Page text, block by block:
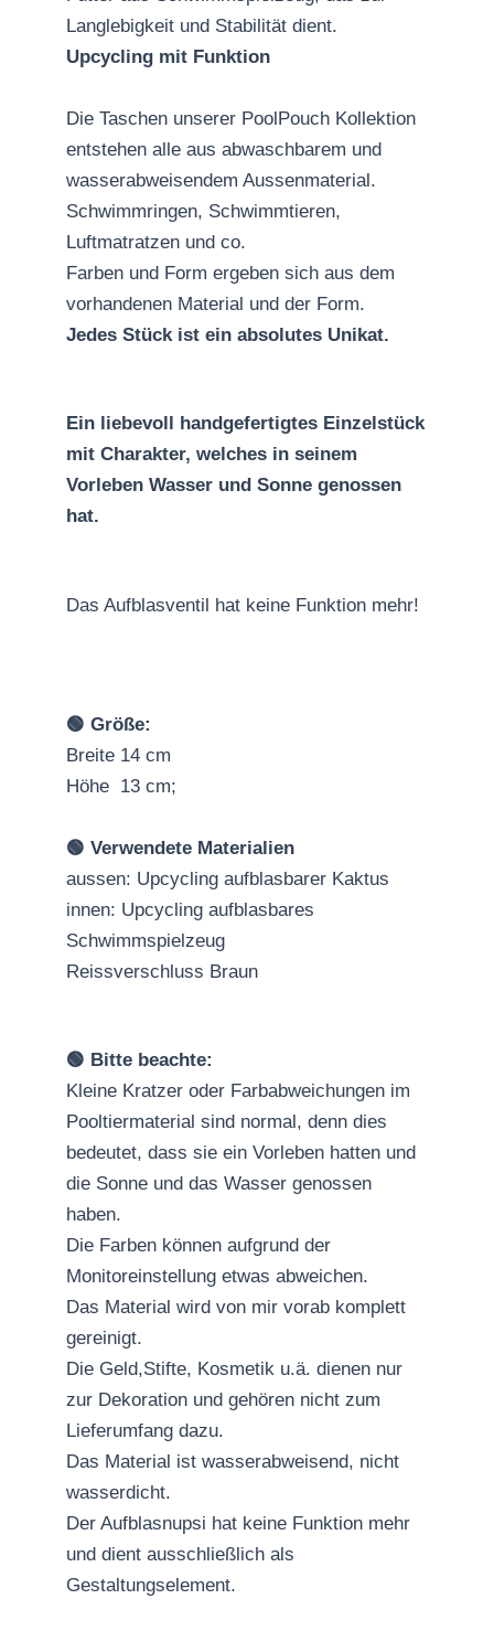
Langlebigkeit und Stabilität dient.
Upcycling mit Funktion
Die Taschen unserer PoolPouch Kollektion
entstehen alle aus abwaschbarem und
wasserabweisendem Aussenmaterial.
Schwimmringen, Schwimmtieren,
Luftmatratzen und co.
Farben und Form ergeben sich aus dem
vorhandenen Material und der Form.
Jedes Stück ist ein absolutes Unikat.
Ein liebevoll handgefertigtes Einzelstück
mit Charakter, welches in seinem
Vorleben Wasser und Sonne genossen
hat.
Das Aufblasventil hat keine Funktion mehr!
🟢 Größe:
Breite 14 cm
Höhe 13 cm;
🟢 Verwendete Materialien
aussen: Upcycling aufblasbarer Kaktus
innen: Upcycling aufblasbares
Schwimmspielzeug
Reissverschluss Braun
🟢 Bitte beachte:
Kleine Kratzer oder Farbabweichungen im
Pooltiermaterial sind normal, denn dies
bedeutet, dass sie ein Vorleben hatten und
die Sonne und das Wasser genossen
haben.
Die Farben können aufgrund der
Monitoreinstellung etwas abweichen.
Das Material wird von mir vorab komplett
gereinigt.
Die Geld,Stifte, Kosmetik u.ä. dienen nur
zur Dekoration und gehören nicht zum
Lieferumfang dazu.
Das Material ist wasserabweisend, nicht
wasserdicht.
Der Aufblasnupsi hat keine Funktion mehr
und dient ausschließlich als
Gestaltungselement.